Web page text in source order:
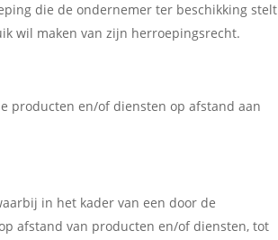
die de ondernemer ter beschikking stelt
wil maken van zijn herroepingsrecht.
producten en/of diensten op afstand aan
in het kader van een door de
afstand van producten en/of diensten, tot